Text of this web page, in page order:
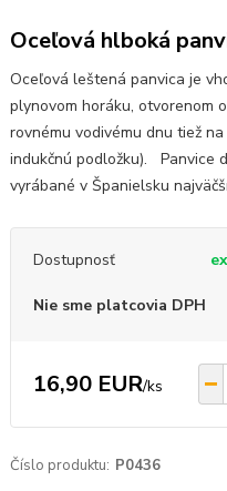
Oceľová hlboká
Oceľová leštená panvica je
plynovom horáku, otvorenom
rovnému vodivému dnu tiež
indukčnú podložku). Panvice
vyrábané v Španielsku
Dostupnosť
Nie sme platcovia DPH
16,90 EUR/ks
Číslo produktu: P0436